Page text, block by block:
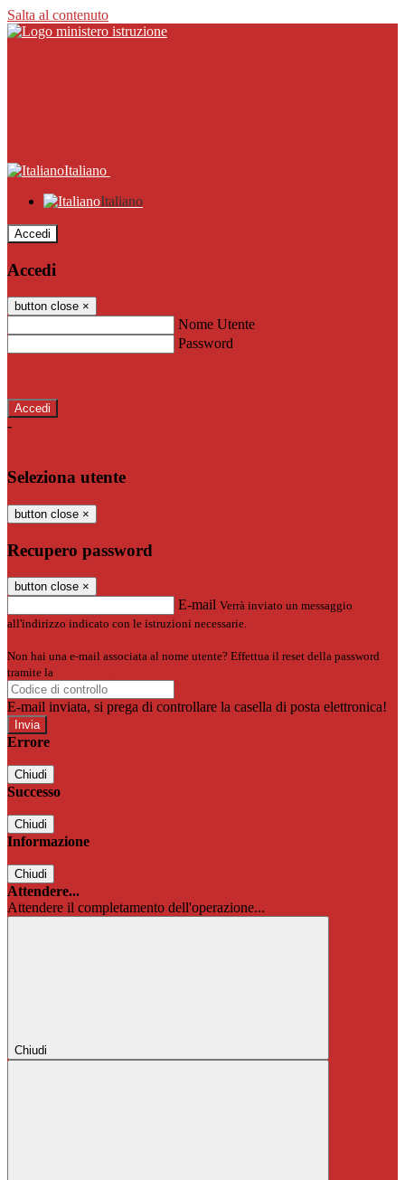
Salta al contenuto
Italiano
Italiano
Accedi
Accedi
button close ×
Nome Utente
Password
-
Seleziona utente
button close ×
Recupero password
button close ×
E-mail Verrà inviato un messaggio
all'indirizzo indicato con le istruzioni necessarie.
Non hai una e-mail associata al nome utente? Effettua il reset della password
tramite la
E-mail inviata, si prega di controllare la casella di posta elettronica!
Errore
Chiudi
Successo
Chiudi
Informazione
Chiudi
Attendere...
Attendere il completamento dell'operazione...
Chiudi